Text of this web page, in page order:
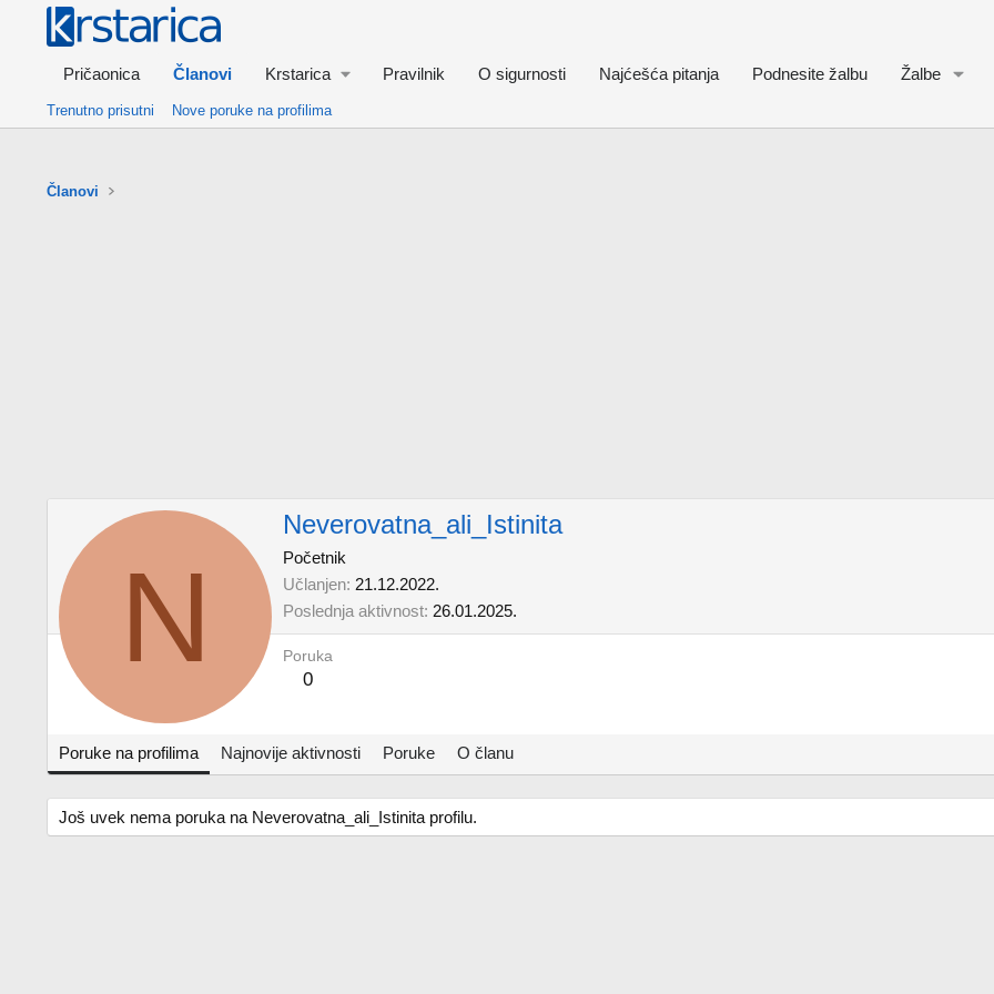
Pričaonica Članovi Krstarica Pravilnik O sigurnosti Najćešća pitanja Podnesite žalbu Žalbe
Trenutno prisutni Nove poruke na profilima
Članovi
N
Neverovatna_ali_Istinita
Početnik
Učlanjen 21.12.2022.
Poslednja aktivnost 26.01.2025.
Poruka
0
Poruke na profilima Najnovije aktivnosti Poruke O članu
Još uvek nema poruka na Neverovatna_ali_Istinita profilu.